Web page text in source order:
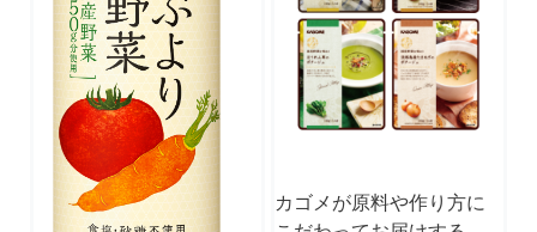
カゴメが原料や作り方に